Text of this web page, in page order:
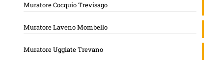
Muratore Cocquio Trevisago
Muratore Laveno Mombello
Muratore Uggiate Trevano